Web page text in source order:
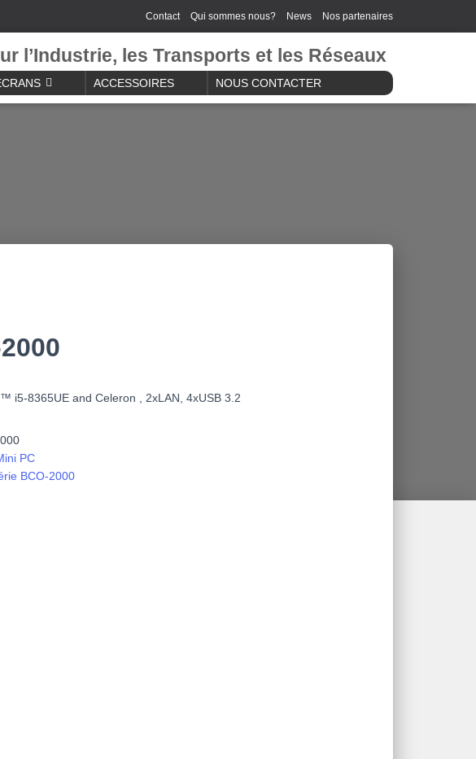
Contact Qui sommes nous? News Nos partenaires
l’Industrie, les Transports et les Réseaux
ACCESSOIRES NOUS CONTACTER
i5-8365UE and Celeron , 2xLAN, 4xUSB 3.2
PC
BCO-2000